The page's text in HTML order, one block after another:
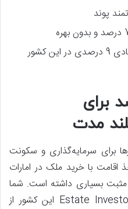
پوند
کشور
برای
مدت
برای سرمایه‌گذاری و سکونت
اقامت با خرید ملک در امارات
بسیاری داشته است. شما
به منظور دریافت ویزای اقامت Estate Investor این کشور از